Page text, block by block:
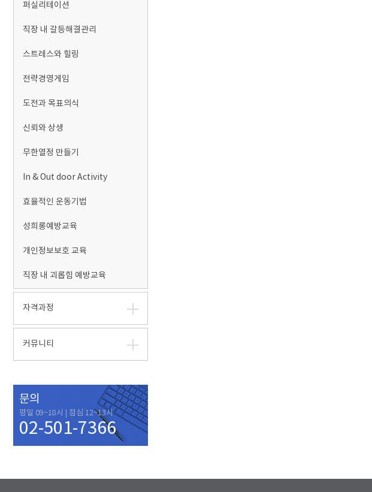
퍼실리테이션
직장 내 갈등해결관리
스트레스와 힐링
전략경영게임
도전과 목표의식
신뢰와 상생
무한열정 만들기
In & Out door Activity
효율적인 운동기법
성희롱예방교육
개인정보보호 교육
직장 내 괴롭힘 예방교육
자격과정
커뮤니티
문의
평일 09~18시 | 점심 12~13시
02-501-7366